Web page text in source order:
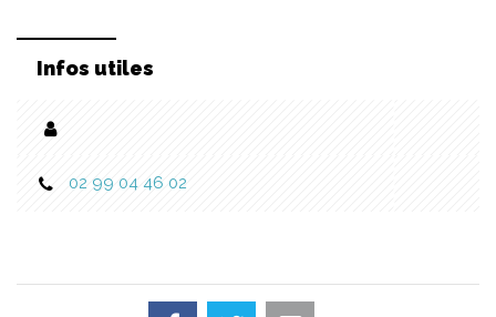
Infos utiles
02 99 04 46 02